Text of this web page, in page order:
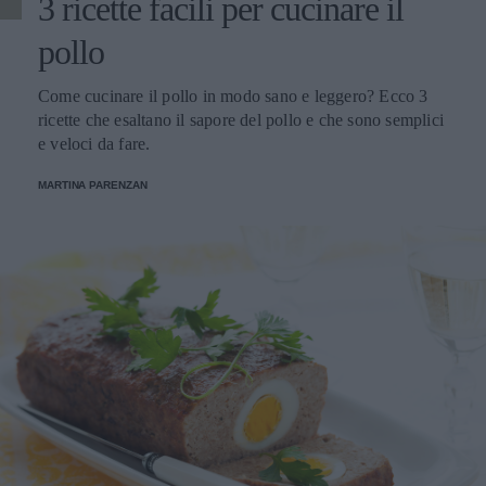
secco. Infornate a 180 °C per 40 minuti. Servite il pesce
caldissimo accompagnando con fette di limone.
3 ricette facili per cucinare il
pollo
Come cucinare il pollo in modo sano e leggero? Ecco 3
ricette che esaltano il sapore del pollo e che sono semplici
e veloci da fare.
MARTINA PARENZAN